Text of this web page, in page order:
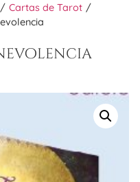
/ Cartas de Tarot /